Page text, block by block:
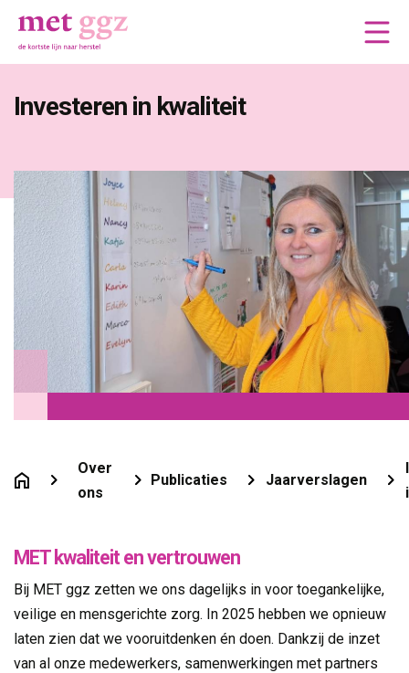
Investeren in kwaliteit
Over
ons
Publicaties Jaarverslagen
MET kwaliteit en vertrouwen
Bij MET ggz zetten we ons dagelijks in voor toegankelijke,
veilige en mensgerichte zorg. In 2025 hebben we opnieuw
laten zien dat we vooruitdenken én doen. Dankzij de inzet
van al onze medewerkers, samenwerkingen met partners